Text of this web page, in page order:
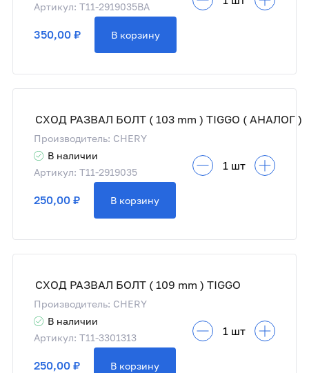
Артикул: T11-2919035BA
350,00 ₽ В корзину
СХОД РАЗВАЛ БОЛТ ( 103 mm ) TIGGO ( АНАЛОГ )
Производитель: CHERY
В наличии
Артикул: T11-2919035
250,00 ₽ В корзину
СХОД РАЗВАЛ БОЛТ ( 109 mm ) TIGGO
Производитель: CHERY
В наличии
Артикул: T11-3301313
250,00 ₽ В корзину